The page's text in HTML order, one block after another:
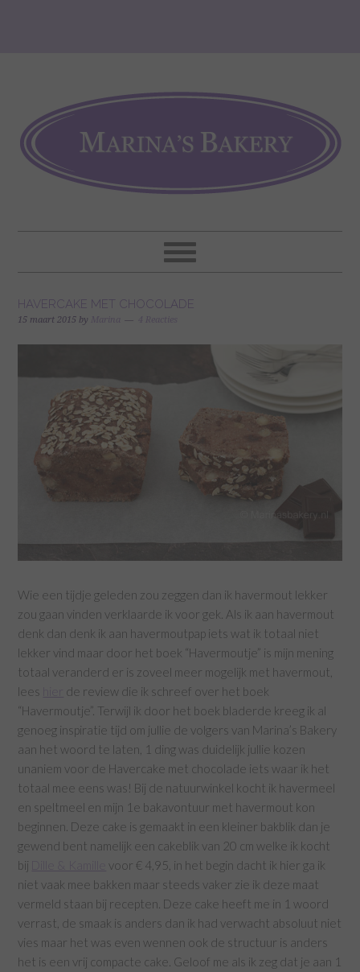
HAVERCAKE MET CHOCOLADE
15 maart 2015 by Marina 4 Reacties
Wie een tijdje geleden zou zeggen dan ik havermout lekker
zou gaan vinden verklaarde ik voor gek. Als ik aan havermout
denk dan denk ik aan havermoutpap iets wat ik totaal niet
lekker vind maar door het boek “Havermoutje” is mijn mening
totaal veranderd er is zoveel meer mogelijk met havermout,
lees
de review die ik schreef over het boek
“Havermoutje”. Terwijl ik door het boek bladerde kreeg ik al
genoeg inspiratie tijd om jullie de volgers van Marina’s Bakery
aan het woord te laten, 1 ding was duidelijk jullie kozen
unaniem voor de Havercake met chocolade iets waar ik het
totaal mee eens was! Bij de natuurwinkel kocht ik havermeel
en speltmeel en mijn 1e bakavontuur met havermout kon
beginnen. Deze cake is gemaakt in een kleiner bakblik dan je
gewend bent namelijk een cakeblik van 20 cm welke ik kocht
bij
voor € 4,95, in het begin dacht ik hier ga ik
niet vaak mee bakken maar steeds vaker zie ik deze maat
vermeld staan bij recepten. Deze cake heeft me in 1 woord
verrast, de smaak is anders dan ik had verwacht absoluut niet
vies maar het was even wennen ook de structuur is anders
het is een vrij compacte cake. Geloof me als ik zeg dat je aan 1